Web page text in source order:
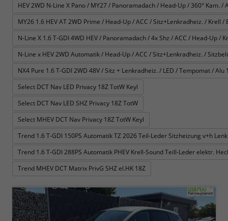
HEV 2WD N-Line X Pano / MY27 / Panoramadach / Head-Up / 360° Kam.
MY26 1.6 HEV AT 2WD Prime / Head-Up / ACC / Sitz+Lenkradheiz. / Krell
N-Line X 1.6 T-GDI 4WD HEV / Panoramadach / 4x Shz / ACC / Head-Up
N-Line x HEV 2WD Automatik / Head-Up / ACC / Sitz+Lenkradheiz. /
NX4 Pure 1.6 T-GDI 2WD 48V / Sitz + Lenkradheiz. / LED / Tempomat / Alu
Select DCT Nav LED Privacy 18Z TotW Keyl
Select DCT Nav LED SHZ Privacy 18Z TotW
Select MHEV DCT Nav Privacy 18Z TotW Keyl
Trend 1.6 T-GDI 150PS Automatik TZ 2026 Teil-Leder Sitzheizung v+h
Trend 1.6 T-GDI 288PS Automatik PHEV Krell-Sound Teill-Leder elektr.
Trend MHEV DCT Matrix PrivG SHZ el.HK 18Z